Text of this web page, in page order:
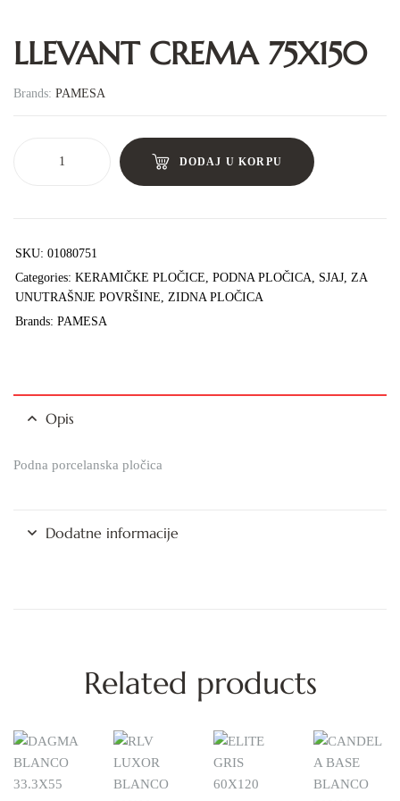
LLEVANT CREMA 75X150
Brands: PAMESA
DODAJ U KORPU
SKU: 01080751
Categories: KERAMIČKE PLOČICE, PODNA PLOČICA, SJAJ, ZA
UNUTRAŠNJE POVRŠINE, ZIDNA PLOČICA
Brands: PAMESA
Opis
Podna porcelanska pločica
Dodatne informacije
Related products